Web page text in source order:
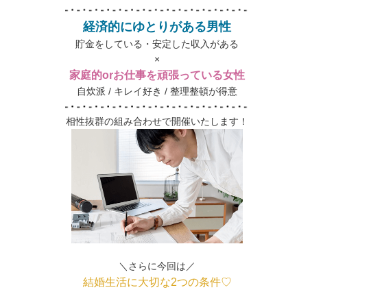
経済的にゆとりがある男性
貯金をしている・安定した収入がある
×
家庭的orお仕事を頑張っている女性
自炊派 / キレイ好き / 整理整頓が得意
相性抜群の組み合わせで開催いたします！
＼さらに今回は／
結婚生活に大切な2つの条件♡